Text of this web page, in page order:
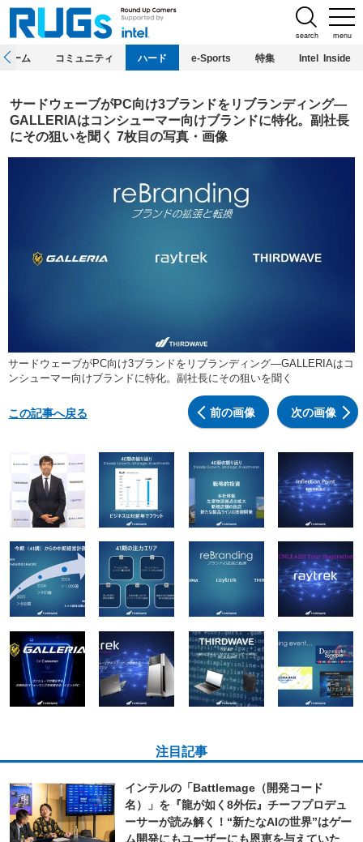
menu
search
ホーム コミュニティ ハード e-Sports 特集 Intel Inside
サードウェーブがPC向け3ブランドをリブランディング―
GALLERIAはコンシューマー向けブランドに特化。副社長
にその狙いを聞く 7枚目の写真・画像
サードウェーブがPC向け3ブランドをリブランディング―GALLERIAはコ
ンシューマー向けブランドに特化。副社長にその狙いを聞く
前の画像 次の画像
この記事へ戻る
注目記事
インテルの「Battlemage（開発コード
名）」を『龍が如く8外伝』チーフプロデュ
ーサーが読み解く！“新たなAIの世界”はゲー
ム開発にもユーザーにも恩恵を与えていた